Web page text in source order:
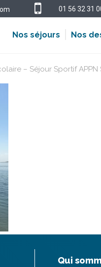
01 56 32 31
Nos séjours Nos
– Séjour Sportif APPN
Qui